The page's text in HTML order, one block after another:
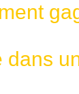
dans